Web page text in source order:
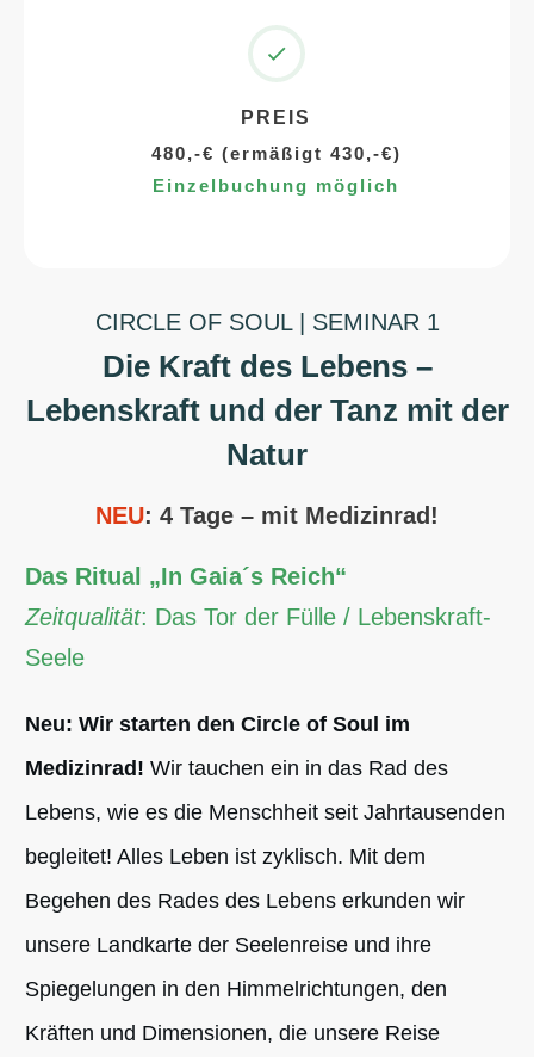
PREIS
480,-€ (ermäßigt 430,-€)
Einzelbuchung möglich
CIRCLE OF SOUL | SEMINAR 1
Die Kraft des Lebens –
Lebenskraft und der Tanz mit der
Natur
NEU: 4 Tage – mit Medizinrad!
Das Ritual „In Gaia´s Reich“
Zeitqualität: Das Tor der Fülle / Lebenskraft-
Seele
Neu: Wir starten den Circle of Soul im
Medizinrad! Wir tauchen ein in das Rad des
Lebens, wie es die Menschheit seit Jahrtausenden
begleitet! Alles Leben ist zyklisch. Mit dem
Begehen des Rades des Lebens erkunden wir
unsere Landkarte der Seelenreise und ihre
Spiegelungen in den Himmelrichtungen, den
Kräften und Dimensionen, die unsere Reise